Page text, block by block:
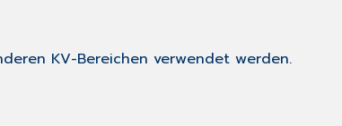
KV-Bereichen verwendet werden.